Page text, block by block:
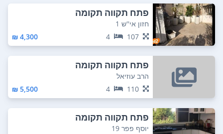
פתח תקווה תקומה
חזון אי''ש 1
107
4
4,300 ₪
פתח תקווה תקומה
הרב עוזיאל
110
4
5,500 ₪
פתח תקווה תקומה
יוסף פפר 19